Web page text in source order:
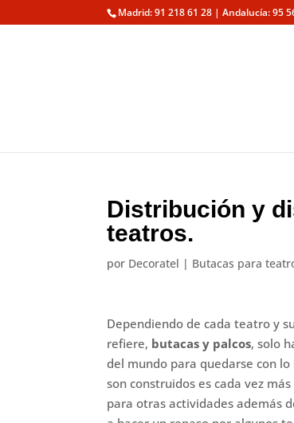
Madrid: 91 218 61 28 | Andalucía: 95
Distribución y
teatros.
por Decoratel | Butacas para
Dependiendo de cada teatro y
refiere, butacas y palcos, solo
del mundo para quedarse con
son construidos es cada vez
para otras actividades además